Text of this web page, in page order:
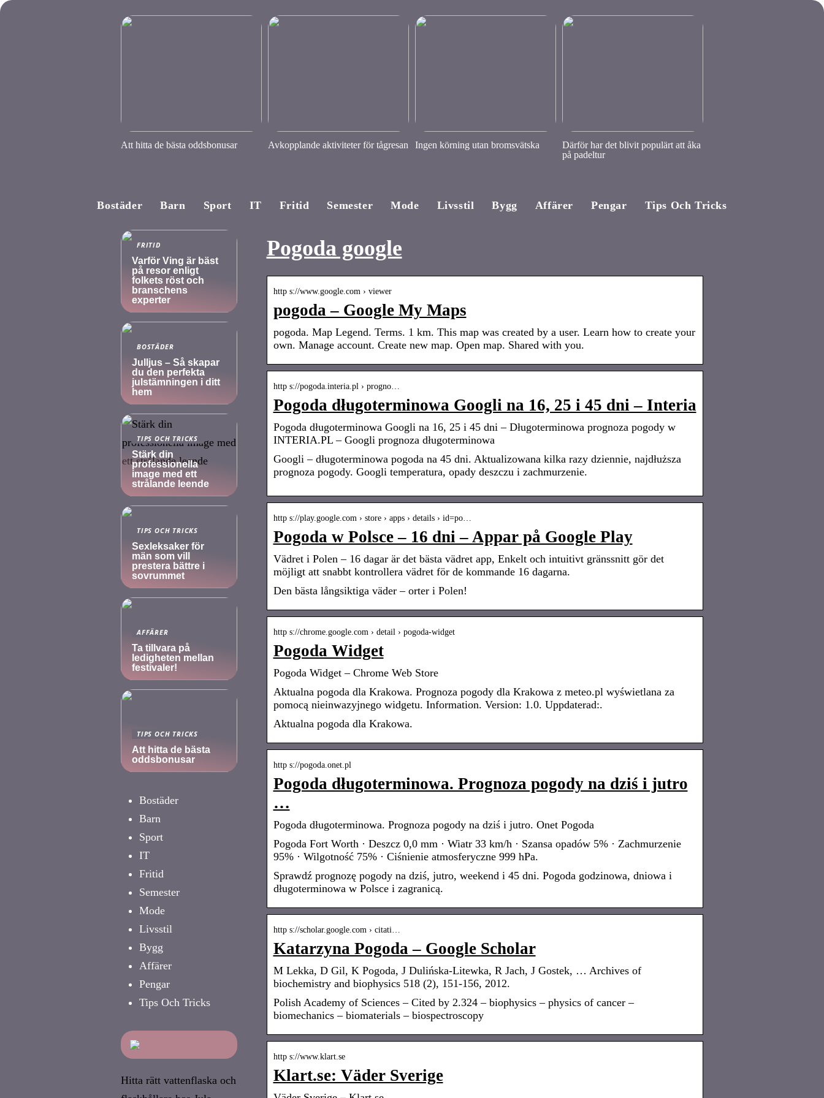
Att hitta de bästa oddsbonusar Avkopplande aktiviteter för tågresan Ingen körning utan bromsvätska
Därför har det blivit populärt att åka
på padeltur
Bostäder Barn Sport IT Fritid Semester Mode Livsstil Bygg Affärer Pengar Tips Och Tricks
Pogoda google
http s://www.google.com › viewer
pogoda – Google My Maps
pogoda. Map Legend. Terms. 1 km. This map was created by a user. Learn how to create your
own. Manage account. Create new map. Open map. Shared with you.
http s://pogoda.interia.pl › progno…
Pogoda długoterminowa Googli na 16, 25 i 45 dni – Interia
Pogoda długoterminowa Googli na 16, 25 i 45 dni – Długoterminowa prognoza pogody w
INTERIA.PL – Googli prognoza długoterminowa
Googli – długoterminowa pogoda na 45 dni. Aktualizowana kilka razy dziennie, najdłuższa
prognoza pogody. Googli temperatura, opady deszczu i zachmurzenie.
http s://play.google.com › store › apps › details › id=po…
Pogoda w Polsce – 16 dni – Appar på Google Play
Vädret i Polen – 16 dagar är det bästa vädret app, Enkelt och intuitivt gränssnitt gör det
möjligt att snabbt kontrollera vädret för de kommande 16 dagarna.
Den bästa långsiktiga väder – orter i Polen!
http s://chrome.google.com › detail › pogoda-widget
Pogoda Widget
Pogoda Widget – Chrome Web Store
Aktualna pogoda dla Krakowa. Prognoza pogody dla Krakowa z meteo.pl wyświetlana za
pomocą nieinwazyjnego widgetu. Information. Version: 1.0. Uppdaterad:.
Aktualna pogoda dla Krakowa.
http s://pogoda.onet.pl
Pogoda długoterminowa. Prognoza pogody na dziś i jutro
…
Pogoda długoterminowa. Prognoza pogody na dziś i jutro. Onet Pogoda
Pogoda Fort Worth · Deszcz 0,0 mm · Wiatr 33 km/h · Szansa opadów 5% · Zachmurzenie
95% · Wilgotność 75% · Ciśnienie atmosferyczne 999 hPa.
Sprawdź prognozę pogody na dziś, jutro, weekend i 45 dni. Pogoda godzinowa, dniowa i
długoterminowa w Polsce i zagranicą.
http s://scholar.google.com › citati…
‪Katarzyna Pogoda‬ – ‪Google Scholar‬
M Lekka, D Gil, K Pogoda, J Dulińska-Litewka, R Jach, J Gostek, … Archives of
biochemistry and biophysics 518 (2), 151-156, 2012.
Polish Academy of Sciences – Cited by 2.324 – biophysics – physics of cancer –
biomechanics – biomaterials – biospectroscopy
http s://www.klart.se
Klart.se: Väder Sverige
FRITID
Varför Ving är bäst
på resor enligt
folkets röst och
branschens
experter
BOSTÄDER
Julljus – Så skapar
du den perfekta
julstämningen i ditt
hem
TIPS OCH TRICKS
Stärk din
professionella
image med ett
strålande leende
TIPS OCH TRICKS
Sexleksaker för
män som vill
prestera bättre i
sovrummet
AFFÄRER
Ta tillvara på
ledigheten mellan
festivaler!
TIPS OCH TRICKS
Att hitta de bästa
oddsbonusar
Bostäder
Barn
Sport
IT
Fritid
Semester
Mode
Livsstil
Bygg
Affärer
Pengar
Tips Och Tricks
Hitta rätt vattenflaska och